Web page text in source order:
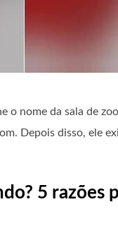
o nome da sala de
Depois disso, ele
5 razões